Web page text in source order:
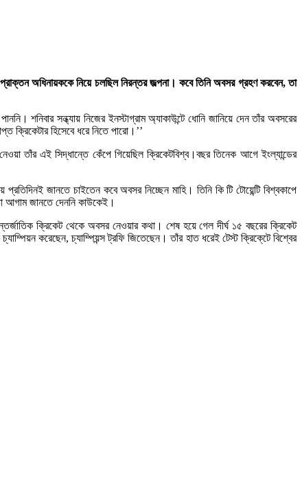
অধিনায়ককে নিয়ে চলছিল নিরন্তর জল্পনা। কবে তিনি অবসর গ্রহণ করবেন, তা
শনিবার সন্ধ্যায় নিজের ইনস্টাগ্রাম অ্যাকাউন্টে ধোনি জানিয়ে দেন তাঁর অবসরের
হিসেবে ধরে নিতে পারো।’’
তাঁর এই সিদ্ধান্তে কেঁপে গিয়েছিল ক্রিকেটবিশ্ব।বছর তিনেক আগে ইংল্যান্ডের
জানতে চাইতেন কবে অবসর নিচ্ছেন মাহি। তিনি কি টি টোয়েন্টি বিশ্বকাপে
আগাম জানতে দেননি কাউকেই।
ক্রিকেট থেকে অবসর নেওয়ার কথা। শেষ হয়ে গেল দীর্ঘ ১৫ বছরের ক্রিকেট
করেছেন, চ্যাম্পিয়ন্স ট্রফি জিতেছেন। তাঁর হাত ধরেই টেস্ট ক্রিকে্টে বিশ্বের